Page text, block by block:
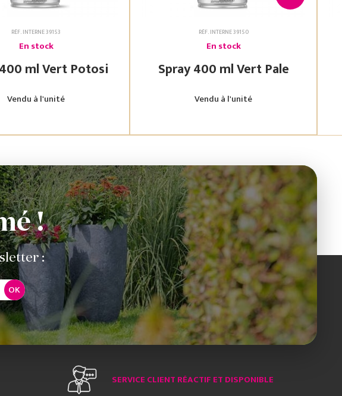
RÉF. INTERNE 39153
En stock
Spray 400 ml Vert Potosi
Vendu à l'unité
RÉF. INTERNE 39150
En stock
Spray 400 ml Vert Pale
Vendu à l'unité
!
:
OK
SERVICE CLIENT RÉACTIF ET DISPONIBLE